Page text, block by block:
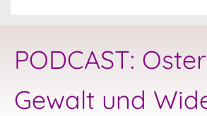
PODCAST:
Gewalt und